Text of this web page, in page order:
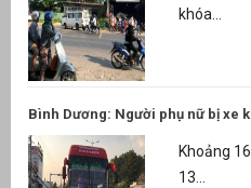
khóa...
Bình Dương: Người phụ nữ bị xe
Khoảng
13...